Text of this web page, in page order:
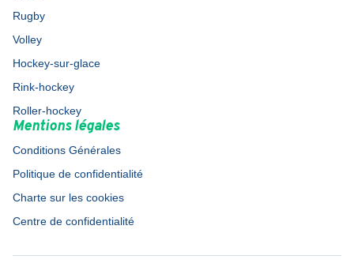
Rugby
Volley
Hockey-sur-glace
Rink-hockey
Roller-hockey
Mentions légales
Conditions Générales
Politique de confidentialité
Charte sur les cookies
Centre de confidentialité